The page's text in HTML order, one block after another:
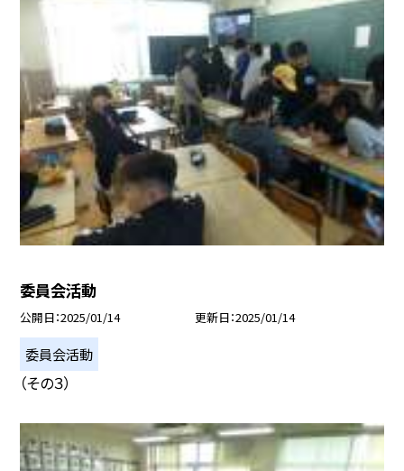
委員会活動
公開日 2025/01/14 更新日 2025/01/14
委員会活動
（その３）